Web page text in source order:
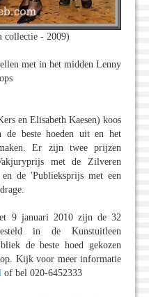
collectie - 2009)
met in het midden Lenny
en Elisabeth Kaesen) koos
de beste hoeden uit en het
Er zijn twee prijzen
met de Zilveren
de 'Publieksprijs met een
9 januari 2010 zijn de 32
in de Kunstuitleen
de beste hoed gekozen
Kijk voor meer informatie
of bel 020-6452333